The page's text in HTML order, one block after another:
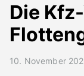
Presse
Die
10. November